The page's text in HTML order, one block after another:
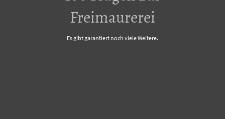
Freimaurerei
Es gibt garantiert noch viele Weitere.